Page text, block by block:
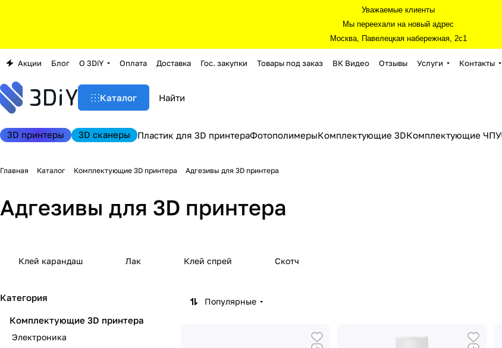
Уважаемые клиенты
Мы переехали на новый адрес
Москва, Павелецкая набережная, 2с1
Акции Блог О 3DiY Оплата Доставка Гос. закупки Товары под заказ ВК Видео Отзывы Услуги Контакты
Каталог
3D принтеры 3D сканеры Пластик для 3D принтераФотополимерыКомплектующие 3DКомплектующие ЧПУ
Главная Каталог Комплектующие 3D принтера Адгезивы для 3D принтера
Адгезивы для 3D принтера
Клей карандаш Лак Клей спрей Скотч
Популярные
Категория
Комплектующие 3D принтера
Электроника